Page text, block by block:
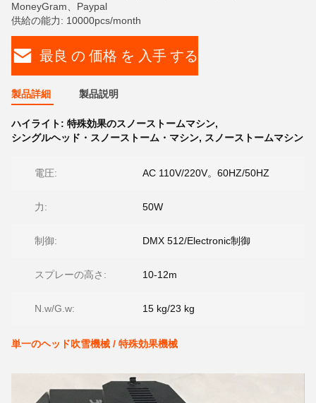
MoneyGram、Paypal
供給の能力: 10000pcs/month
最良 の 価格 を 入手 する
製品詳細 製品説明
ハイライト: 特殊効果のスノーストームマシン,
シングルヘッド・スノーストーム・マシン, スノーストームマシン
電圧: AC 110V/220V。60HZ/50HZ
力: 50W
制御: DMX 512/Electronic制御
スプレーの高さ: 10-12m
N.w/G.w: 15 kg/23 kg
単一のヘッド吹雪機械 / 特殊効果機械